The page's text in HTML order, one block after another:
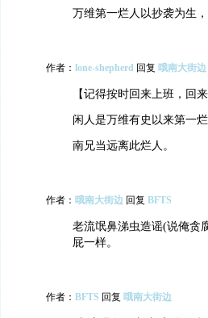
万维第一烂人以抄袭为生
作者： lone-shepherd 回复 哦南大街边
【记得按时回来上班，回
闲人是万维有史以来第一
南兄当远离此烂人。
作者： 哦南大街边 回复 BFTS
老流氓鼻涕虫造谣(说俺贪
屁一样。
作者： BFTS 回复 哦南大街边